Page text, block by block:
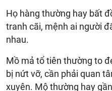
Họ hàng thường hay bất
tranh cãi, mệnh ai người
nhau.
Mồ mả tổ tiên thường to
bị nứt vỡ, cần phải quan
xuyên. Mộ thường hay